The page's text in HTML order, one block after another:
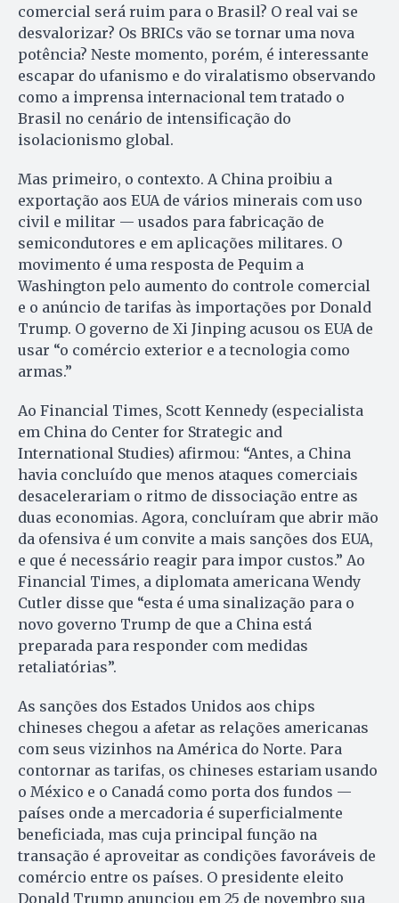
comercial será ruim para o Brasil? O real vai se
desvalorizar? Os BRICs vão se tornar uma nova
potência? Neste momento, porém, é interessante
escapar do ufanismo e do viralatismo observando
como a imprensa internacional tem tratado o
Brasil no cenário de intensificação do
isolacionismo global.
Mas primeiro, o contexto. A China proibiu a
exportação aos EUA de vários minerais com uso
civil e militar — usados para fabricação de
semicondutores e em aplicações militares. O
movimento é uma resposta de Pequim a
Washington pelo aumento do controle comercial
e o anúncio de tarifas às importações por Donald
Trump. O governo de Xi Jinping acusou os EUA de
usar “o comércio exterior e a tecnologia como
armas.”
Ao Financial Times, Scott Kennedy (especialista
em China do Center for Strategic and
International Studies) afirmou: “Antes, a China
havia concluído que menos ataques comerciais
desacelerariam o ritmo de dissociação entre as
duas economias. Agora, concluíram que abrir mão
da ofensiva é um convite a mais sanções dos EUA,
e que é necessário reagir para impor custos.” Ao
Financial Times, a diplomata americana Wendy
Cutler disse que “esta é uma sinalização para o
novo governo Trump de que a China está
preparada para responder com medidas
retaliatórias”.
As sanções dos Estados Unidos aos chips
chineses chegou a afetar as relações americanas
com seus vizinhos na América do Norte. Para
contornar as tarifas, os chineses estariam usando
o México e o Canadá como porta dos fundos —
países onde a mercadoria é superficialmente
beneficiada, mas cuja principal função na
transação é aproveitar as condições favoráveis de
comércio entre os países. O presidente eleito
Donald Trump anunciou em 25 de novembro sua